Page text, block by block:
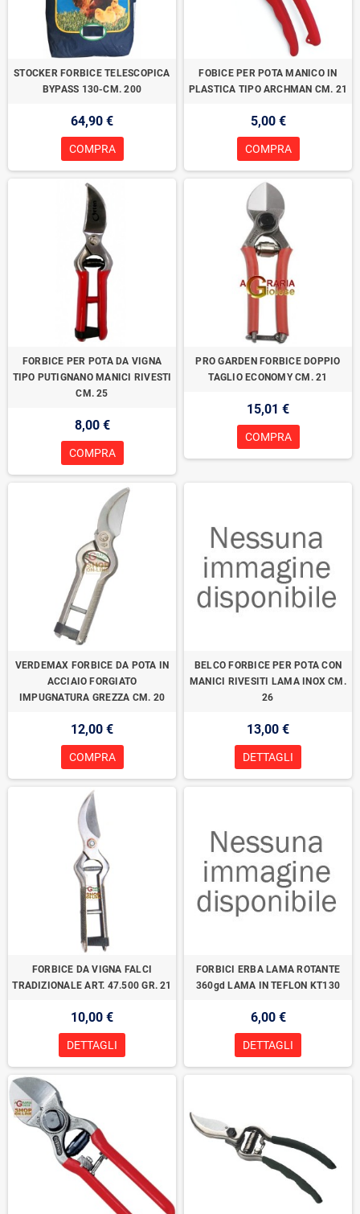
STOCKER FORBICE TELESCOPICA
BYPASS 130-CM. 200
64,90 €
COMPRA
FOBICE PER POTA MANICO IN
PLASTICA TIPO ARCHMAN CM. 21
5,00 €
COMPRA
FORBICE PER POTA DA VIGNA
TIPO PUTIGNANO MANICI RIVESTI
CM. 25
8,00 €
COMPRA
PRO GARDEN FORBICE DOPPIO
TAGLIO ECONOMY CM. 21
15,01 €
COMPRA
VERDEMAX FORBICE DA POTA IN
ACCIAIO FORGIATO
IMPUGNATURA GREZZA CM. 20
12,00 €
COMPRA
BELCO FORBICE PER POTA CON
MANICI RIVESITI LAMA INOX CM.
26
13,00 €
DETTAGLI
FORBICE DA VIGNA FALCI
TRADIZIONALE ART. 47.500 GR. 21
10,00 €
DETTAGLI
FORBICI ERBA LAMA ROTANTE
360gd LAMA IN TEFLON KT130
6,00 €
DETTAGLI